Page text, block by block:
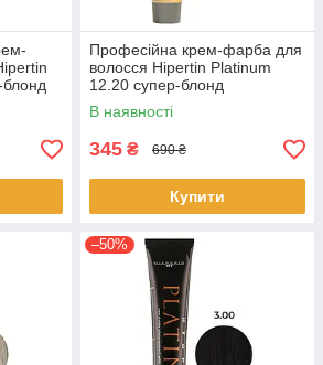
Професійна крем-фарба для
волосся Hipertin Platinum
12.20 супер-блонд
перламутровий інтенсивний
60мл
В наявності
345 ₴ 690 ₴
Купити
–50%